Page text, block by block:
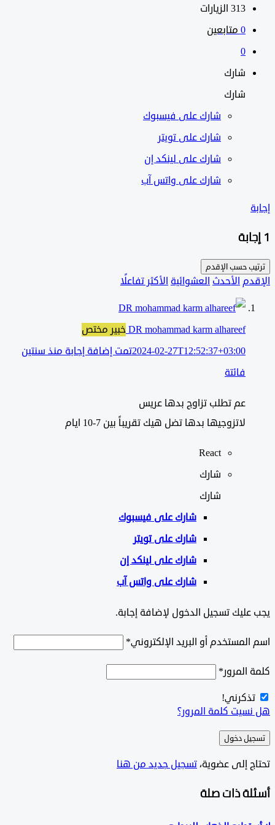
313 الزيارات
متابعين
شارك
شارك على فيسبوك
شارك على تويتر
شارك على لينكد إن
شارك على واتس آب
حسبالإقدم
الأحدثالعشوائيةالأكثر تفاعلًا
DR mohammad karm alhareefخبير مختص
2024-02-27T12:52:37+03:00تمت إضافة إجابة منذ سنتين
عم تطلب تزاوج بدها عريس
لاتزوجيها بدها تضل هيك تقريباً بين 7-10 ايام
React
شارك
شارك علىفيسبوك
شارك على تويتر
شارك على لينكد إن
شارك على واتس آب
تسجيل الدخول لإضافة إجابة.
أو البريد الإلكتروني*
*
كلمة المرور؟
دخول
إلى عضوية،‫تسجيل جديد من هنا
ذات صلة